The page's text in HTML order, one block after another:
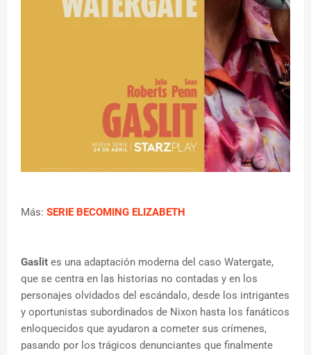
Más: SERIE BECOMING ELIZABETH
Gaslit es una adaptación moderna del caso Watergate,
que se centra en las historias no contadas y en los
personajes olvidados del escándalo, desde los intrigantes
y oportunistas subordinados de Nixon hasta los fanáticos
enloquecidos que ayudaron a cometer sus crímenes,
pasando por los trágicos denunciantes que finalmente